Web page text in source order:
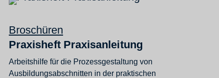
Broschüren
Praxisheft Praxisanleitung
Arbeitshilfe für die Prozessgestaltung von
Ausbildungsabschnitten in der praktischen